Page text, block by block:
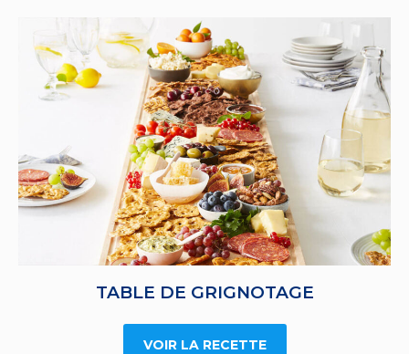
TABLE DE GRIGNOTAGE
VOIR LA RECETTE